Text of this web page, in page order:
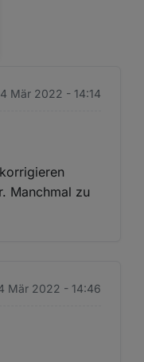
Mär 2022 - 14:14
Manchmal zu
Mär 2022 - 14:46